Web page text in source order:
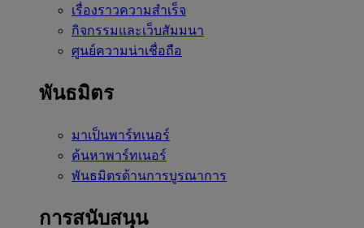
เรื่องราวความสำเร็จ
กิจกรรมและเว็บสัมมนา
ศูนย์ความน่าเชื่อถือ
พันธมิตร
มาเป็นพาร์ทเนอร์
ค้นหาพาร์ทเนอร์
พันธมิตรด้านการบูรณาการ
การสนับสนุน